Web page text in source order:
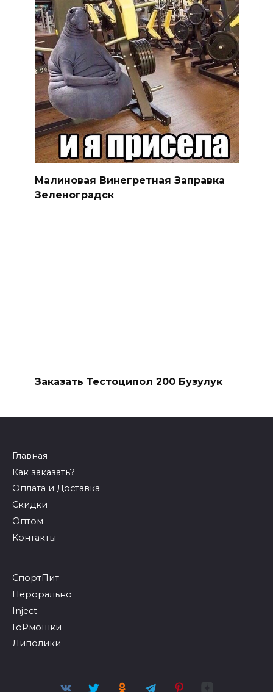
Малиновая Винегретная Заправка
Зеленоградск
Заказать Тестоципол 200 Бузулук
Главная
Как заказать?
Оплата и Доставка
Скидки
Оптом
Контакты
СпортПит
Перорально
Inject
ГоРмошки
Липолики